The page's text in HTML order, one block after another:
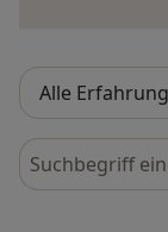
Bewertungen